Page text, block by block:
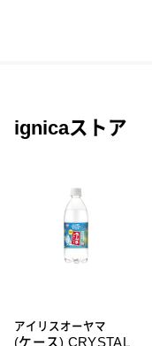
ignicaストア
アイリスオーヤマ
(ケース) CRYSTAL